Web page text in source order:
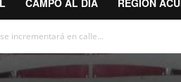
CAMPO AL DÍA REGIÓN
incrementará en calle...